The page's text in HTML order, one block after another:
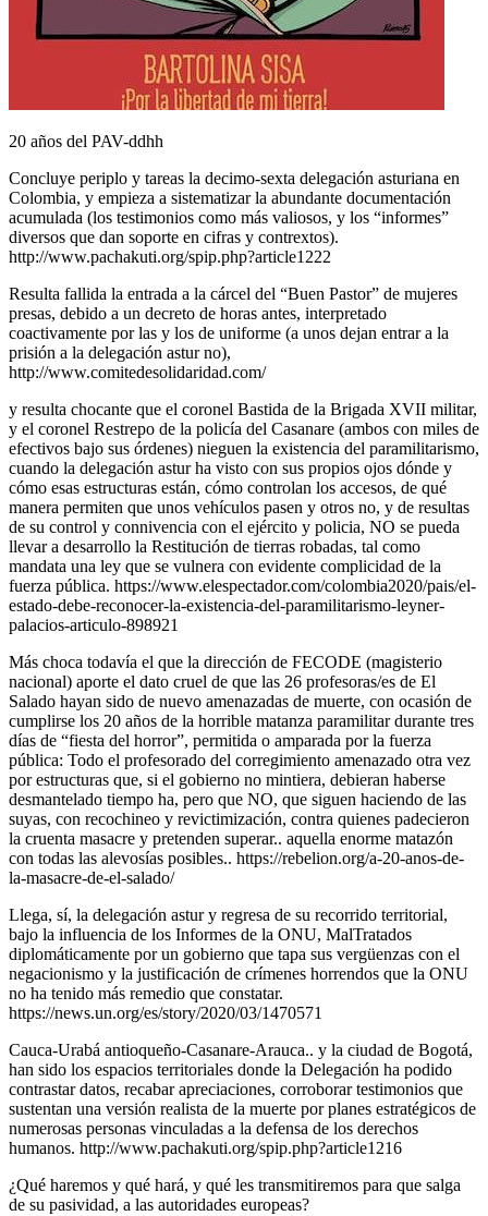
20 años del PAV-ddhh
Concluye periplo y tareas la decimo-sexta delegación asturiana en
Colombia, y empieza a sistematizar la abundante documentación
acumulada (los testimonios como más valiosos, y los “informes”
diversos que dan soporte en cifras y contrextos).
http://www.pachakuti.org/spip.php?article1222
Resulta fallida la entrada a la cárcel del “Buen Pastor” de mujeres
presas, debido a un decreto de horas antes, interpretado
coactivamente por las y los de uniforme (a unos dejan entrar a la
prisión a la delegación astur no),
http://www.comitedesolidaridad.com/
y resulta chocante que el coronel Bastida de la Brigada XVII militar,
y el coronel Restrepo de la policía del Casanare (ambos con miles de
efectivos bajo sus órdenes) nieguen la existencia del paramilitarismo,
cuando la delegación astur ha visto con sus propios ojos dónde y
cómo esas estructuras están, cómo controlan los accesos, de qué
manera permiten que unos vehículos pasen y otros no, y de resultas
de su control y connivencia con el ejército y policia, NO se pueda
llevar a desarrollo la Restitución de tierras robadas, tal como
mandata una ley que se vulnera con evidente complicidad de la
fuerza pública. https://www.elespectador.com/colombia2020/pais/el-
estado-debe-reconocer-la-existencia-del-paramilitarismo-leyner-
palacios-articulo-898921
Más choca todavía el que la dirección de FECODE (magisterio
nacional) aporte el dato cruel de que las 26 profesoras/es de El
Salado hayan sido de nuevo amenazadas de muerte, con ocasión de
cumplirse los 20 años de la horrible matanza paramilitar durante tres
días de “fiesta del horror”, permitida o amparada por la fuerza
pública: Todo el profesorado del corregimiento amenazado otra vez
por estructuras que, si el gobierno no mintiera, debieran haberse
desmantelado tiempo ha, pero que NO, que siguen haciendo de las
suyas, con recochineo y revictimización, contra quienes padecieron
la cruenta masacre y pretenden superar.. aquella enorme matazón
con todas las alevosías posibles.. https://rebelion.org/a-20-anos-de-
la-masacre-de-el-salado/
Llega, sí, la delegación astur y regresa de su recorrido territorial,
bajo la influencia de los Informes de la ONU, MalTratados
diplomáticamente por un gobierno que tapa sus vergüenzas con el
negacionismo y la justificación de crímenes horrendos que la ONU
no ha tenido más remedio que constatar.
https://news.un.org/es/story/2020/03/1470571
Cauca-Urabá antioqueño-Casanare-Arauca.. y la ciudad de Bogotá,
han sido los espacios territoriales donde la Delegación ha podido
contrastar datos, recabar apreciaciones, corroborar testimonios que
sustentan una versión realista de la muerte por planes estratégicos de
numerosas personas vinculadas a la defensa de los derechos
humanos. http://www.pachakuti.org/spip.php?article1216
¿Qué haremos y qué hará, y qué les transmitiremos para que salga
de su pasividad, a las autoridades europeas?